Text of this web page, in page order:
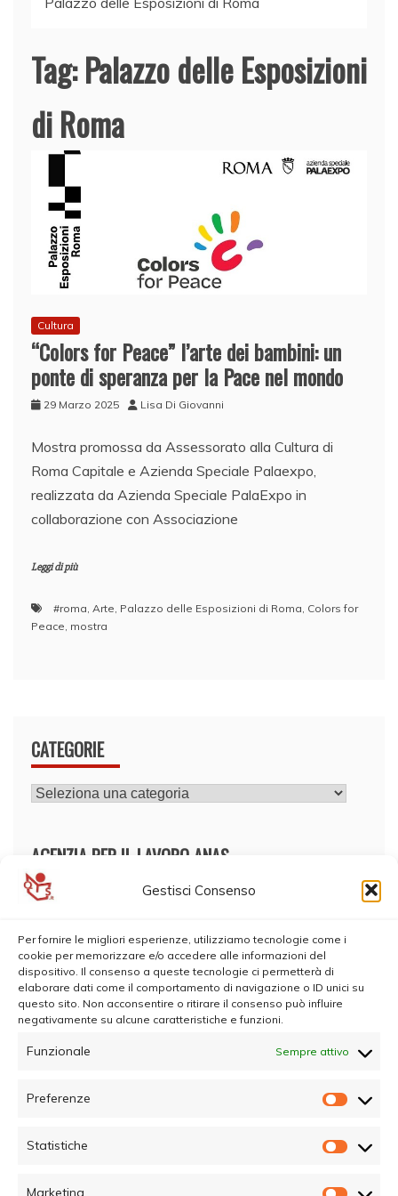
Gestisci Consenso
Per fornire le migliori esperienze, utilizziamo tecnologie come i
cookie per memorizzare e/o accedere alle informazioni del
dispositivo. Il consenso a queste tecnologie ci permetterà di
elaborare dati come il comportamento di navigazione o ID unici su
questo sito. Non acconsentire o ritirare il consenso può influire
negativamente su alcune caratteristiche e funzioni.
Funzionale Sempre attivo
Preferenze
Statistiche
Marketing
Tag:Palazzo delle Esposizioni
di Roma
Cultura
“Colors for Peace” l’arte dei bambini: un
ponte di speranza per la Pace nel mondo
29 Marzo 2025 Lisa Di Giovanni
Mostra promossa da Assessorato alla Cultura di
Roma Capitale e Azienda Speciale Palaexpo,
realizzata da Azienda Speciale PalaExpo in
collaborazione con Associazione
Leggi di più
#roma, Arte, Palazzo delle Esposizioni di Roma, Colors for
Peace, mostra
CATEGORIE
CATEGORIE
AGENZIA PER IL LAVORO ANAS